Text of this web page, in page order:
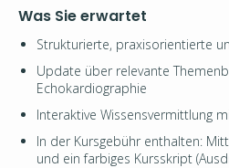
Was Sie erwartet
Strukturierte, praxisorientierte
Update über relevante
Echokardiographie
Interaktive Wissensvermittlung
In der Kursgebühr enthalten:
und ein farbiges Kursskript